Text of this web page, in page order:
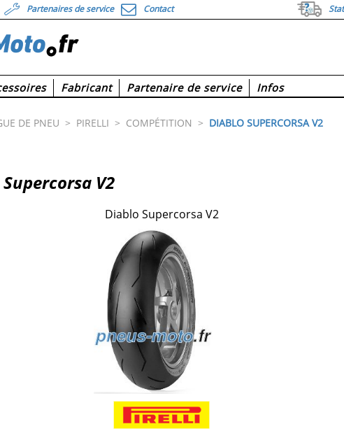
Partenaires de service Contact
Fabricant Partenaire de service Infos
DE PNEU > PIRELLI > COMPÉTITION > DIABLO SUPERCORSA V2
V2
Diablo Supercorsa V2